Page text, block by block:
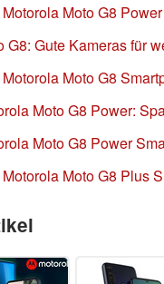
Motorola Moto G8
G8: Gute Kameras für
Motorola Moto G8
Moto G8 Power:
Moto G8 Power
Motorola Moto G8 Plus